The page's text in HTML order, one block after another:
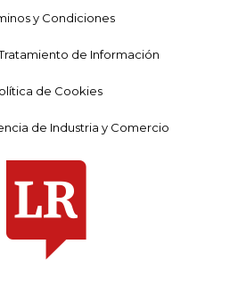
y Condiciones
de Información
de Cookies
de Industria y Comercio